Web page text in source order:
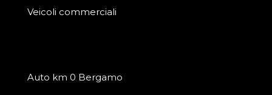
Veicoli commerciali
Auto km 0 Bergamo